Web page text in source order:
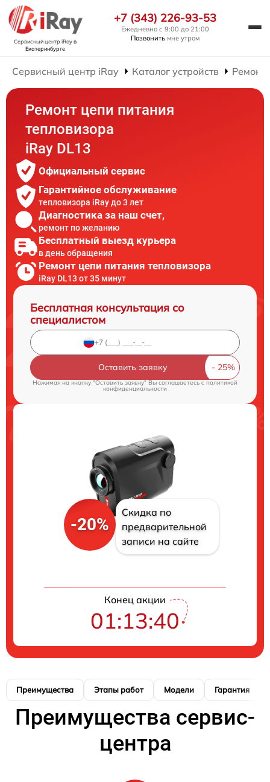
Сервисный центр iRayв
Екатеринбурге
+7 (343) 226-93-53
Ежедневно с 9:00 до 21:00
Позвонить мне утром
Сервисный центр iRay Каталог устройств Ремонт
Ремонт цепи питания
тепловизора
iRay DL13
Официальный сервис
Гарантийное обслуживание
тепловизора iRay до 3 лет
Диагностика за наш счет,
ремонт по желанию
Бесплатный выезд курьера
в день обращения
Ремонт цепи питания тепловизора
iRay DL13 от 35 минут
Бесплатная консультация со
специалистом
Оставить заявку
Нажимая на кнопку "Оставить заявку" Вы соглашаетесь cполитикой
конфиденциальности
-20%
Скидка по
предварительной
записи на сайте
Конец акции
01:13:40
Преимущества Этапы работ Модели Гарантия
Преимущества сервис-
центра